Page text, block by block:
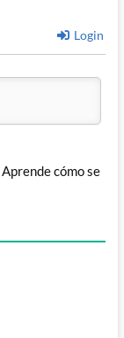
Login
Aprende cómo se